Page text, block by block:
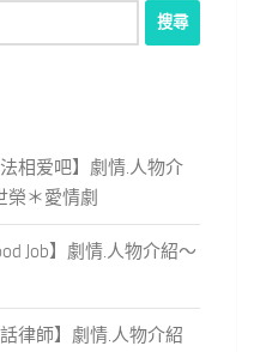
法相爱吧】劇情.人物介
榮＊愛情劇
Job】劇情.人物介紹～
話律師】劇情.人物介紹